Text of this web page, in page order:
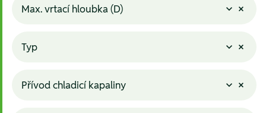
Max. vrtací hloubka (D)
Typ
Přívod chladicí kapaliny